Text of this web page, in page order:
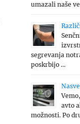
umazali naše
segrevanja
poskrbijo …
avto
možnosti. Po